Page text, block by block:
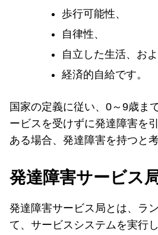
歩行可能性、
自律性、
自立した生活、お
経済的自給です。
国家の定義に従い、0～9歳ま
ービスを受けずに発達障害を
ある場合、発達障害を持つと
発達障害サービス
発達障害サービス局とは、ラ
て、サービスシステムを実行